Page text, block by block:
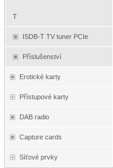
T
ISDB-T TV tuner PCIe
Příslušenství
Erotické karty
Přístupové karty
DAB radio
Capture cards
Síťové prvky